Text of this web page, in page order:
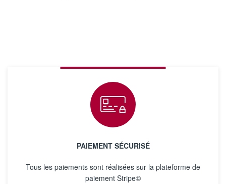
PAIEMENT SÉCURISÉ
Tous les paiements sont réalisées sur la plateforme de
paiement Stripe©